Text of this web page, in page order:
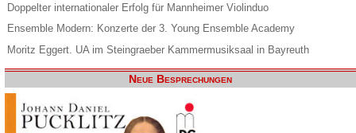
Doppelter internationaler Erfolg für Mannheimer Violinduo
Ensemble Modern: Konzerte der 3. Young Ensemble Academy
Moritz Eggert. UA im Steingraeber Kammermusiksaal in Bayreuth
Neue Besprechungen